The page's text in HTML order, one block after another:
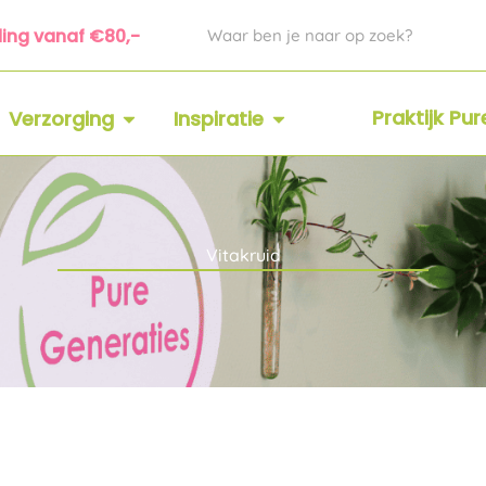
vanaf €80,- Zoeken
Verzorging OPEN VERZORGING
Inspiratie OPEN INSPIRATIEPraktijk
Vitakruid